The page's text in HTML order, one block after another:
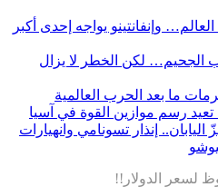
وإنفانتينو يواجه إحدى أكبر
الجحيم… لكن الخطر لا يزال
ما بعد الحرب العالمية
تعيد رسم موازين القوة في آسيا
درجات يهزّ اليابان.. إنذار تسونامي وانهيارات
لسعر الدولار!!